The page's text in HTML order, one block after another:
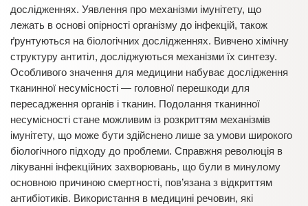
дослідженнях. Уявлення про механізми імунітету, що
лежать в основі опірності організму до інфекцій, також
ґрунтуються на біологічних дослідженнях. Вивчено хімічну
структуру антитіл, досліджуються механізми їх синтезу.
Особливого значення для медицини набуває дослідження
тканинної несумісності — головної перешкоди для
пересадження органів і тканин. Подолання тканинної
несумісності стане можливим із розкриттям механізмів
імунітету, що може бути здійснено лише за умови широкого
біологічного підходу до проблеми. Справжня революція в
лікуванні інфекційних захворювань, що були в минулому
основною причиною смертності, пов’язана з відкриттям
антибіотиків. Використання в медицині речовин, які